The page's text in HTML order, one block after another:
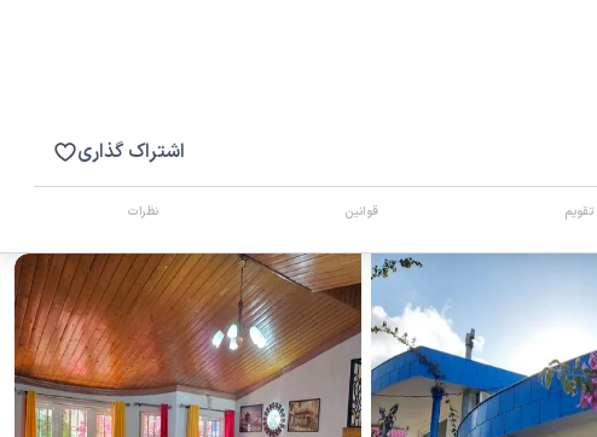
تقویم قوانین نظرات
اشتراک گذاری